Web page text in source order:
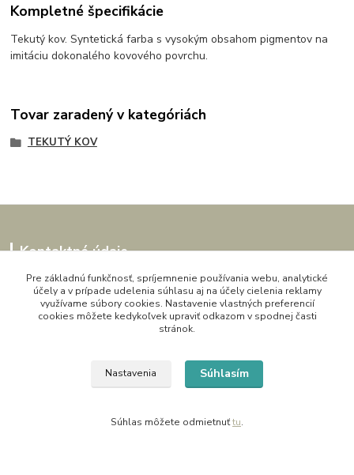
Kompletné špecifikácie
Tekutý kov. Syntetická farba s vysokým obsahom pigmentov na
imitáciu dokonalého kovového povrchu.
Tovar zaradený v kategóriách
TEKUTÝ KOV
Kontaktné údaje
Kornélia
0907864188
pon. - pia. 9,00 do 16,00h
Pre základnú funkčnosť, spríjemnenie používania webu, analytické
účely a v prípade udelenia súhlasu aj na účely cielenia reklamy
využívame súbory cookies. Nastavenie vlastných preferencií
cookies môžete kedykoľvek upraviť odkazom v spodnej časti
stránok.
Nastavenia Súhlasím
Súhlas môžete odmietnuťtu.